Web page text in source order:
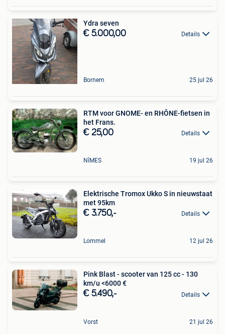
Ydra seven
€ 5.000,00 Details
Bornem 25 jul 26
RTM voor GNOME- en RHÔNE-fietsen in
het Frans.
€ 25,00 Details
NîMES 19 jul 26
Elektrische Tromox Ukko S in nieuwstaat
met 95km
€ 3.750,- Details
Lommel 12 jul 26
Pink Blast - scooter van 125 cc - 130
km/u <6000 €
€ 5.490,- Details
Vorst 21 jul 26